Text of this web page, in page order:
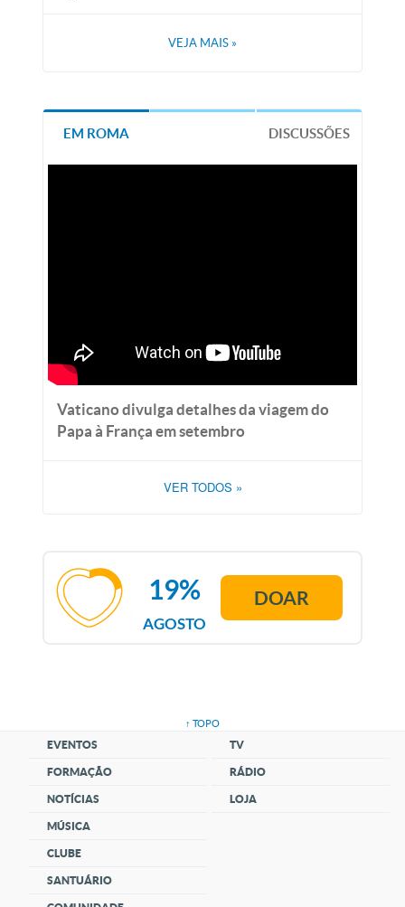
VEJA MAIS »
EM ROMA DISCUSSÕES
Vaticano divulga detalhes da viagem do
Papa à França em setembro
VER TODOS »
AGOSTO
19% DOAR
↑ TOPO
EVENTOS
FORMAÇÃO
NOTÍCIAS
MÚSICA
CLUBE
SANTUÁRIO
TV
RÁDIO
LOJA